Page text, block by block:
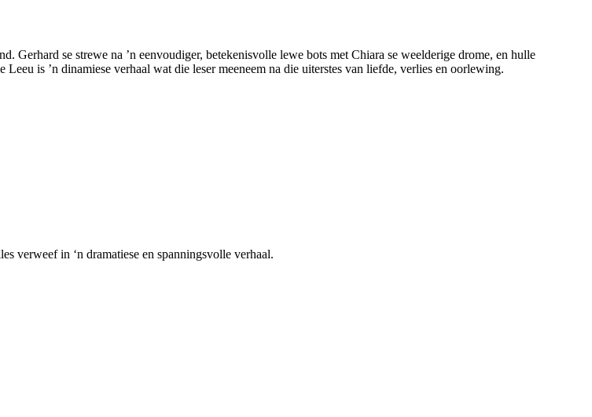
Gerhard se strewe na ’n eenvoudiger, betekenisvolle lewe bots met Chiara se weelderige drome, en hulle
is ’n dinamiese verhaal wat die leser meeneem na die uiterstes van liefde, verlies en oorlewing.
verweef in ‘n dramatiese en spanningsvolle verhaal.